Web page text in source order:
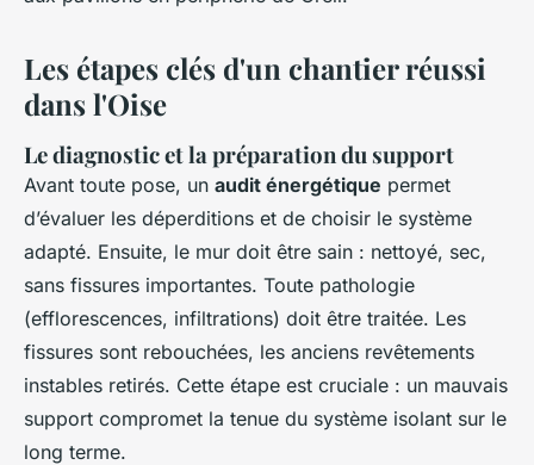
Les étapes clés d'un chantier réussi
dans l'Oise
Le diagnostic et la préparation du support
Avant toute pose, un audit énergétique permet
d’évaluer les déperditions et de choisir le système
adapté. Ensuite, le mur doit être sain : nettoyé, sec,
sans fissures importantes. Toute pathologie
(efflorescences, infiltrations) doit être traitée. Les
fissures sont rebouchées, les anciens revêtements
instables retirés. Cette étape est cruciale : un mauvais
support compromet la tenue du système isolant sur le
long terme.